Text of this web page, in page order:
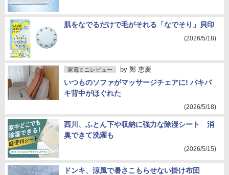
肌をなでるだけで毛がそれる「なでそり」貝印
(2026/5/18)
家電ミニレビュー by 鄭 恵慶
いつものソファがマッサージチェアに! バキバ
キ背中がほぐれた
(2026/5/18)
西川、ふとん下や収納に強力な除湿シート 消
臭できて洗濯も
(2026/5/15)
ドンキ、涼風で暑さこもらせない掛け布団